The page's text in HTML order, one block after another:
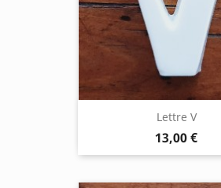
Lettre V
13,00 €